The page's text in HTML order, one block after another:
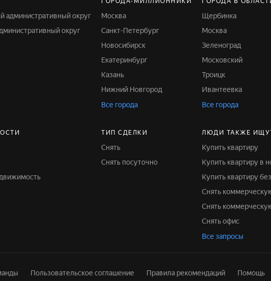
административный округ
округ
Москва
Санкт-Петербург
Новосибирск
Екатеринбург
Казань
Нижний Новгород
Все города
Щербинка
Москва
Зеленоград
Московский
Троицк
Ивантеевка
Все города
ТИП СДЕЛКИ
Снять
Снять посуточно
ЛЮДИ ТАКЖЕ
Купить квартиру
Купить квартиру в
Купить квартиру
Снять
Снять
Снять офис
Все запросы
Пользовательское соглашение Правила рекомендаций Помощь